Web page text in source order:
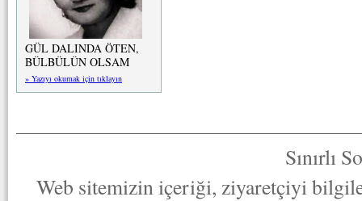
GÜL DALINDA ÖTEN,
BÜLBÜLÜN OLSAM
» Yazıyı okumak için tıklayın
Sınırlı
Web sitemizin içeriği, ziyaretçiyi